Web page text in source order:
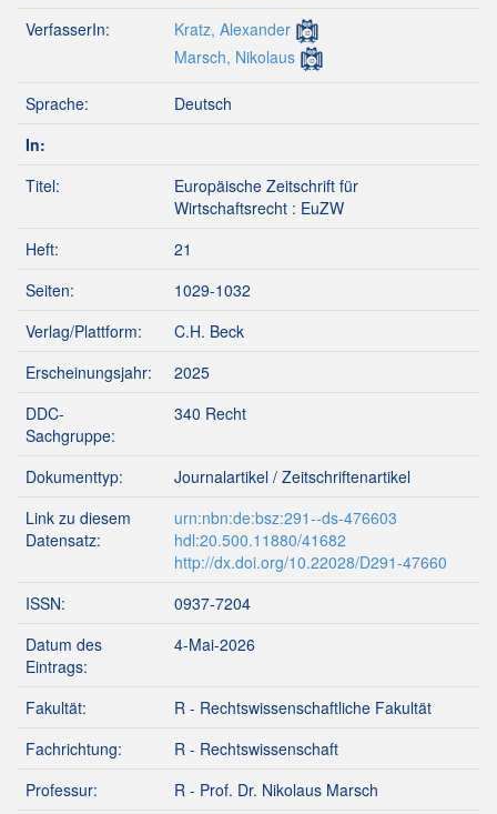
VerfasserIn:
Kratz, Alexander
Marsch, Nikolaus
Sprache:
Deutsch
In:
Titel:
Europäische Zeitschrift für
Wirtschaftsrecht : EuZW
Heft:
21
Seiten:
1029-1032
Verlag/Plattform:
C.H. Beck
Erscheinungsjahr:
2025
DDC-
Sachgruppe:
340 Recht
Dokumenttyp:
Journalartikel / Zeitschriftenartikel
Link zu diesem
Datensatz:
urn:nbn:de:bsz:291--ds-476603
hdl:20.500.11880/41682
http://dx.doi.org/10.22028/D291-47660
ISSN:
0937-7204
Datum des
Eintrags:
4-Mai-2026
Fakultät:
R - Rechtswissenschaftliche Fakultät
Fachrichtung:
R - Rechtswissenschaft
Professur:
R - Prof. Dr. Nikolaus Marsch